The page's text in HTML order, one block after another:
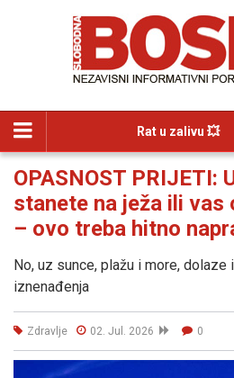
Rat u zalivu 💥
OPASNOST PRIJETI:
stanete na ježa ili vas
– ovo treba hitno
No, uz sunce, plažu i more, dolaze
iznenađenja
Zdravlje 02. Jul. 2026 0